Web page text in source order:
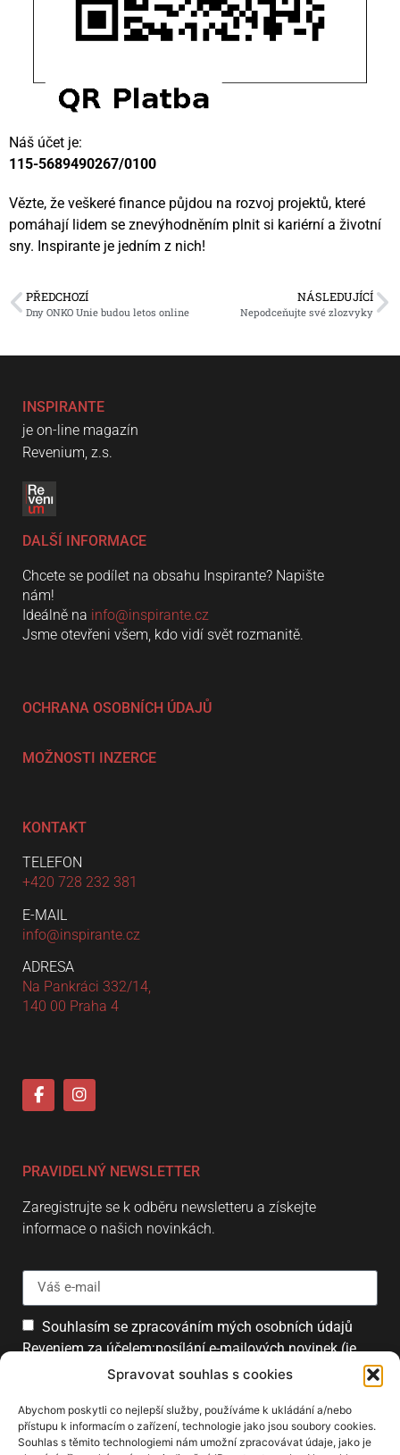
Spravovat souhlas s cookies
Abychom poskytli co nejlepší služby, používáme k ukládání a/nebo
přístupu k informacím o zařízení, technologie jako jsou soubory cookies.
Souhlas s těmito technologiemi nám umožní zpracovávat údaje, jako je
Náš účet je:
115-5689490267/0100
Vězte, že veškeré finance půjdou na rozvoj projektů, které
pomáhají lidem se znevýhodněním plnit si kariérní a životní
sny. Inspirante je jedním z nich!
PŘEDCHOZÍ
Dny ONKO Unie budou letos online
NÁSLEDUJÍCÍ
Nepodceňujte své zlozvyky
INSPIRANTE
je on-line magazín
Revenium, z.s.
DALŠÍ INFORMACE
Chcete se podílet na obsahu Inspirante? Napište
nám!
Ideálně na info@inspirante.cz
Jsme otevřeni všem, kdo vidí svět rozmanitě.
OCHRANA OSOBNÍCH ÚDAJŮ
MOŽNOSTI INZERCE
KONTAKT
TELEFON
+420 728 232 381
E-MAIL
info@inspirante.cz
ADRESA
Na Pankráci 332/14,
140 00 Praha 4
PRAVIDELNÝ NEWSLETTER
Zaregistrujte se k odběru newsletteru a získejte
informace o našich novinkách.
Souhlasím se zpracováním mých osobních údajů
Reveniem za účelem:posílání e-mailových novinek (je
možné se kdykoliv odhlásit).
Přihlásit